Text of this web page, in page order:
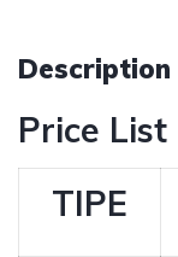
Description
Price List
TIPE